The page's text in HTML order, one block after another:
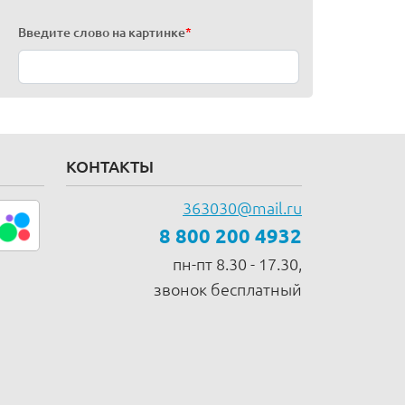
Введите слово на картинке*
КОНТАКТЫ
363030@mail.ru
8 800 200 4932
пн-пт 8.30 - 17.30,
звонок бесплатный